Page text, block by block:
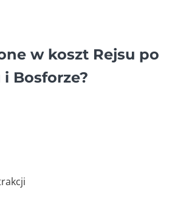
w koszt Rejsu po
i Bosforze?